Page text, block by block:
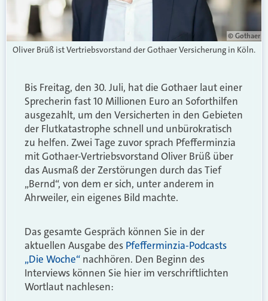
© Gothaer
Oliver Brüß ist Vertriebsvorstand der Gothaer Versicherung in Köln.
Bis Freitag, den 30. Juli, hat die Gothaer laut einer
Sprecherin fast 10 Millionen Euro an Soforthilfen
ausgezahlt, um den Versicherten in den Gebieten
der Flutkatastrophe schnell und unbürokratisch
zu helfen. Zwei Tage zuvor sprach Pfefferminzia
mit Gothaer-Vertriebsvorstand Oliver Brüß über
das Ausmaß der Zerstörungen durch das Tief
„Bernd“, von dem er sich, unter anderem in
Ahrweiler, ein eigenes Bild machte.
Das gesamte Gespräch können Sie in der
aktuellen Ausgabe des Pfefferminzia-Podcasts
„Die Woche“ nachhören. Den Beginn des
Interviews können Sie hier im verschriftlichten
Wortlaut nachlesen: